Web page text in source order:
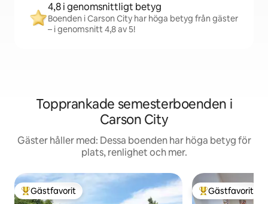
4,8 i genomsnittligt betyg
Boenden i Carson City har höga betyg från gäster
– i genomsnitt 4,8 av 5!
Topprankade semesterboenden i
Carson City
Gäster håller med: Dessa boenden har höga betyg för
plats, renlighet och mer.
Populär gästfavorit
Gästfavorit Populär
Gästfavorit